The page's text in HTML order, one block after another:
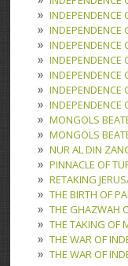
INDEPENDENCE
INDEPENDENCE
INDEPENDENCE
INDEPENDENCE
INDEPENDENCE
INDEPENDENCE
INDEPENDENCE
MONGOLS
MONGOLS
NUR AL DIN
PINNACLE OF
RETAKING
THE BIRTH OF
THE GHAZWAH
THE TAKING OF
THE WAR OF
THE WAR OF